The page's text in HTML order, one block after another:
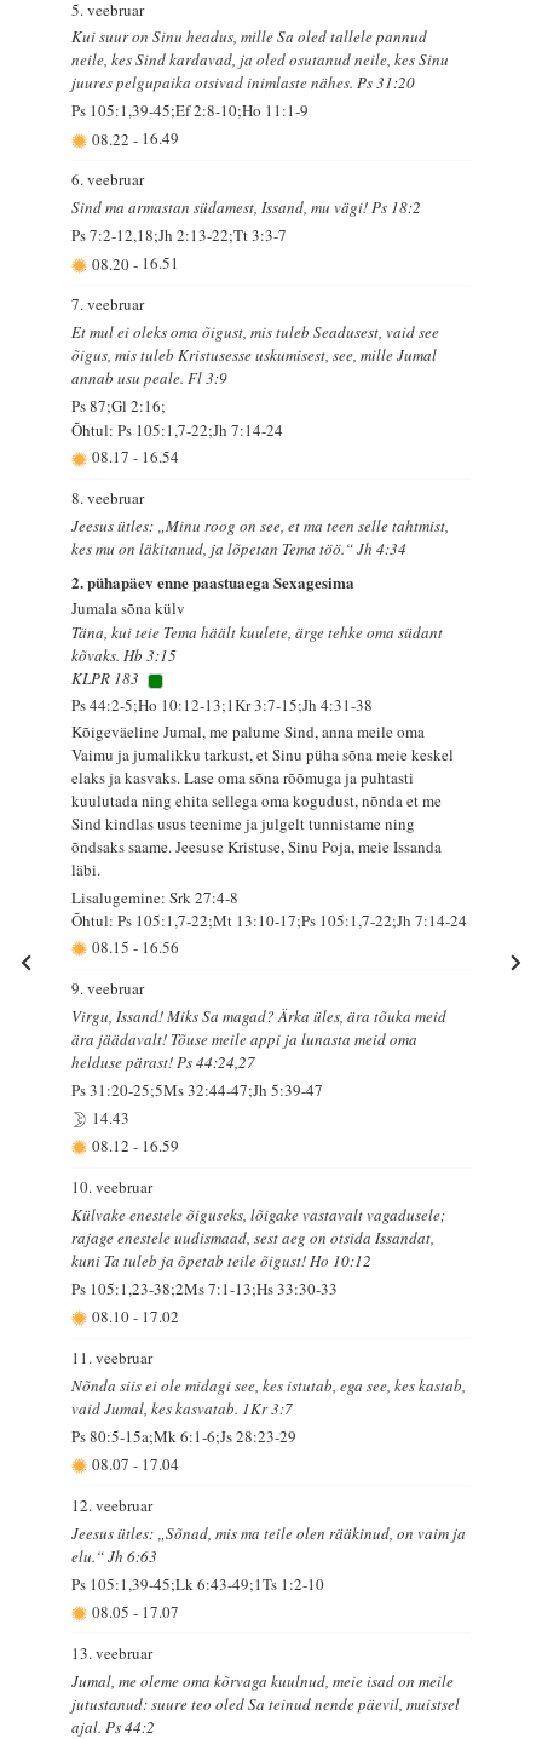
5. veebruar
Kui suur on Sinu headus, mille Sa oled tallele pannud
neile, kes Sind kardavad, ja oled osutanud neile, kes Sinu
juures pelgupaika otsivad inimlaste nähes. Ps 31:20
Ps 105:1,39-45;Ef 2:8-10;Ho 11:1-9
08.22- 16.49
6. veebruar
Sind ma armastan südamest, Issand, mu vägi! Ps 18:2
Ps 7:2-12,18;Jh 2:13-22;Tt 3:3-7
08.20- 16.51
7. veebruar
Et mul ei oleks oma õigust, mis tuleb Seadusest, vaid see
õigus, mis tuleb Kristusesse uskumisest, see, mille Jumal
annab usu peale. Fl 3:9
Ps 87;Gl 2:16;
Õhtul: Ps 105:1,7-22;Jh 7:14-24
08.17- 16.54
8. veebruar
Jeesus ütles: „Minu roog on see, et ma teen selle tahtmist,
kes mu on läkitanud, ja lõpetan Tema töö.“ Jh 4:34
2. pühapäev enne paastuaega Sexagesima
Jumala sõna külv
Täna, kui teie Tema häält kuulete, ärge tehke oma südant
kõvaks. Hb 3:15
KLPR 183
Ps 44:2-5;Ho 10:12-13;1Kr 3:7-15;Jh 4:31-38
Kõigeväeline Jumal, me palume Sind, anna meile oma
Vaimu ja jumalikku tarkust, et Sinu püha sõna meie keskel
elaks ja kasvaks. Lase oma sõna rõõmuga ja puhtasti
kuulutada ning ehita sellega oma kogudust, nõnda et me
Sind kindlas usus teenime ja julgelt tunnistame ning
õndsaks saame. Jeesuse Kristuse, Sinu Poja, meie Issanda
läbi.
Lisalugemine: Srk 27:4-8
Õhtul: Ps 105:1,7-22;Mt 13:10-17;Ps 105:1,7-22;Jh 7:14-24
08.15- 16.56
9. veebruar
Virgu, Issand! Miks Sa magad? Ärka üles, ära tõuka meid
ära jäädavalt! Tõuse meile appi ja lunasta meid oma
helduse pärast! Ps 44:24,27
Ps 31:20-25;5Ms 32:44-47;Jh 5:39-47
14.43
08.12- 16.59
10. veebruar
Külvake enestele õiguseks, lõigake vastavalt vagadusele;
rajage enestele uudismaad, sest aeg on otsida Issandat,
kuni Ta tuleb ja õpetab teile õigust! Ho 10:12
Ps 105:1,23-38;2Ms 7:1-13;Hs 33:30-33
08.10- 17.02
11. veebruar
Nõnda siis ei ole midagi see, kes istutab, ega see, kes kastab,
vaid Jumal, kes kasvatab. 1Kr 3:7
Ps 80:5-15a;Mk 6:1-6;Js 28:23-29
08.07- 17.04
12. veebruar
Jeesus ütles: „Sõnad, mis ma teile olen rääkinud, on vaim ja
elu.“ Jh 6:63
Ps 105:1,39-45;Lk 6:43-49;1Ts 1:2-10
08.05- 17.07
13. veebruar
Jumal, me oleme oma kõrvaga kuulnud, meie isad on meile
jutustanud: suure teo oled Sa teinud nende päevil, muistsel
ajal. Ps 44:2